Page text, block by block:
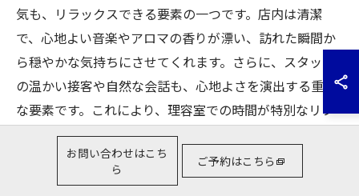
気も、リラックスできる要素の一つです。店内は清潔
で、心地よい音楽やアロマの香りが漂い、訪れた瞬間か
ら穏やかな気持ちにさせてくれます。さらに、スタッフ
の温かい接客や自然な会話も、心地よさを演出する重要
な要素です。これにより、理容室での時間が特別なリフ
レッシュタイムとなり、多くのリピーターが訪れる理由
となっています。
お問い合わせはこち
ら
ご予約はこちら